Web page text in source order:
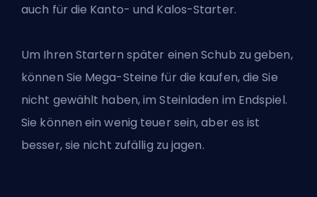
auch für die Kanto- und Kalos-Starter.
Um Ihren Startern später einen Schub zu geben,
können Sie Mega-Steine für die kaufen, die Sie
nicht gewählt haben, im Steinladen im Endspiel.
Sie können ein wenig teuer sein, aber es ist
besser, sie nicht zufällig zu jagen.